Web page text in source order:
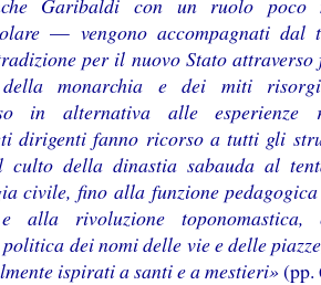
Garibaldi con un ruolo poco
— vengono accompagnati dal
per il nuovo Stato attraverso
della monarchia e dei miti
in alternativa alle esperienze
dirigenti fanno ricorso a tutti gli
culto della dinastia sabauda al
civile, fino alla funzione
alla rivoluzione
dei nomi delle vie e delle
ispirati a santi e a mestieri»(pp.